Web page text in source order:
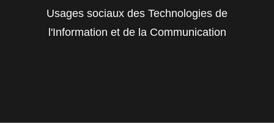
Usages sociaux des Technologies de
l'Information et de la Communication